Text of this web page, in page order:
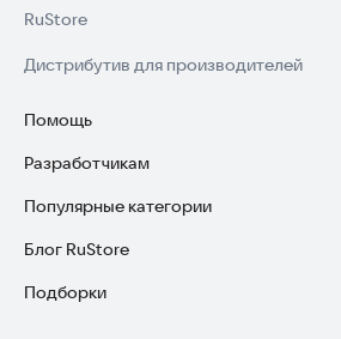
RuStore
Дистрибутив для производителей
Помощь
Установка RuStore на TV
Установка RuStore на телефон
Установка RuStore в машину
Помощь пользователям RuStore
Разработчикам
Зарабатывать с RuStore
Стать разработчиком
Доступ к RuStore Консоль
Популярные категории
Игры для Android
Приложения банков
Блог RuStore
Обзоры игр для Android 2025
Подборки